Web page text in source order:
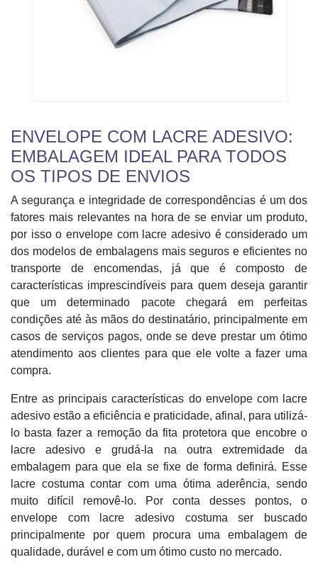
ENVELOPE COM LACRE ADESIVO:
EMBALAGEM IDEAL PARA TODOS
OS TIPOS DE ENVIOS
A segurança e integridade de correspondências é um dos
fatores mais relevantes na hora de se enviar um produto,
por isso o envelope com lacre adesivo é considerado um
dos modelos de embalagens mais seguros e eficientes no
transporte de encomendas, já que é composto de
características imprescindíveis para quem deseja garantir
que um determinado pacote chegará em perfeitas
condições até às mãos do destinatário, principalmente em
casos de serviços pagos, onde se deve prestar um ótimo
atendimento aos clientes para que ele volte a fazer uma
compra.
Entre as principais características do envelope com lacre
adesivo estão a eficiência e praticidade, afinal, para utilizá-
lo basta fazer a remoção da fita protetora que encobre o
lacre adesivo e grudá-la na outra extremidade da
embalagem para que ela se fixe de forma definirá. Esse
lacre costuma contar com uma ótima aderência, sendo
muito difícil removê-lo. Por conta desses pontos, o
envelope com lacre adesivo costuma ser buscado
principalmente por quem procura uma embalagem de
qualidade, durável e com um ótimo custo no mercado.